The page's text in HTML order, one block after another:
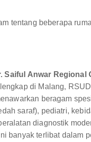
tentang beberapa
Saiful Anwar Regional
di Malang,
beragam
saraf), pediatri,
diagnostik
banyak terlibat dalam